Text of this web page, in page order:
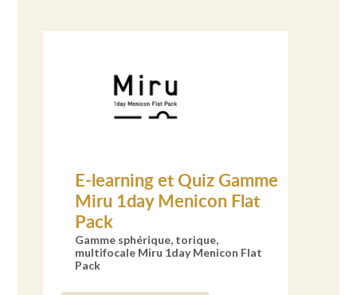
E-learning et Quiz Gamme
Miru 1day Menicon Flat
Pack
Gamme sphérique, torique,
multifocale Miru 1day Menicon Flat
Pack